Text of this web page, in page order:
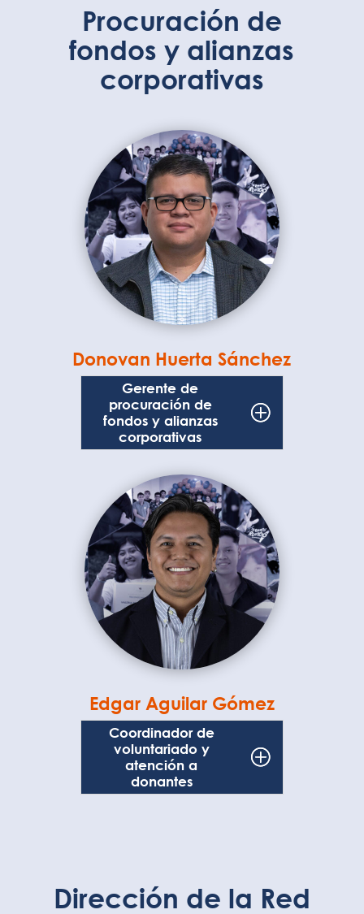
Procuración de
fondos y alianzas
corporativas
Donovan Huerta Sánchez
Gerente de
procuración de
fondos y alianzas
corporativas
Edgar Aguilar Gómez
Coordinador de
voluntariado y
atención a
donantes
Dirección de la Red